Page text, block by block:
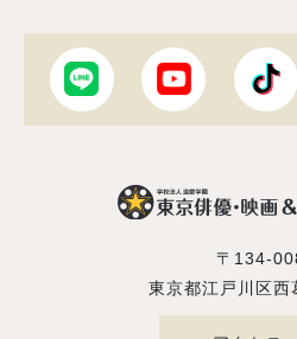
〒134-
東京都江戸川区